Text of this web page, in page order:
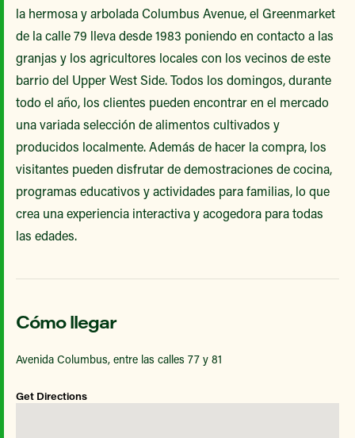
la hermosa y arbolada Columbus Avenue, el Greenmarket
de la calle 79 lleva desde 1983 poniendo en contacto a las
granjas y los agricultores locales con los vecinos de este
barrio del Upper West Side. Todos los domingos, durante
todo el año, los clientes pueden encontrar en el mercado
una variada selección de alimentos cultivados y
producidos localmente. Además de hacer la compra, los
visitantes pueden disfrutar de demostraciones de cocina,
programas educativos y actividades para familias, lo que
crea una experiencia interactiva y acogedora para todas
las edades.
Cómo llegar
Avenida Columbus, entre las calles 77 y 81
Get Directions